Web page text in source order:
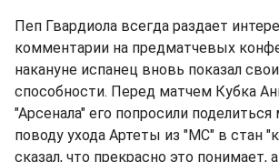
Пеп Гвардиола всегда раздает
комментарии на предматчевых
накануне испанец вновь показал
способности. Перед матчем Кубка
"Арсенала" его попросили
поводу ухода Артеты из "МС" в стан
сказал, что прекрасно это понимает,